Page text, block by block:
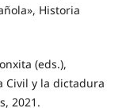
Historia
(eds.),
Civil y la dictadura
2021.